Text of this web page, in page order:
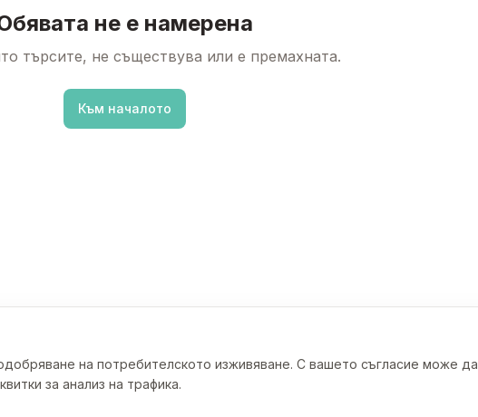
не е намерена
търсите, не съществува или е премахната.
Към началото
на потребителското изживяване. С вашето съгласие може да
за анализ на трафика.